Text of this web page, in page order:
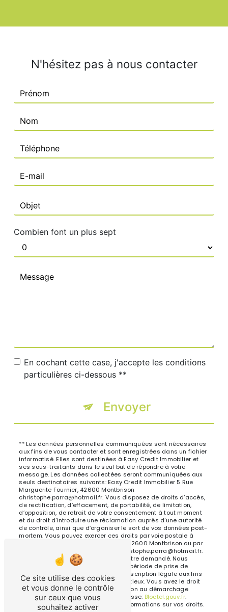
N'hésitez pas à nous contacter
Combien font un plus sept
En cochant cette case, j'accepte les conditions
particulières ci-dessous **
Envoyer
** Les données personnelles communiquées sont nécessaires
aux fins de vous contacter et sont enregistrées dans un fichier
informatisé. Elles sont destinées à Easy Credit Immobilier et
ses sous-traitants dans le seul but de répondre à votre
message. Les données collectées seront communiquées aux
seuls destinataires suivants: Easy Credit Immobilier 5 Rue
Marguerite Fournier, 42600 Montbrison
christophe.parra@hotmail.fr. Vous disposez de droits d’accès,
de rectification, d’effacement, de portabilité, de limitation,
d’opposition, de retrait de votre consentement à tout moment
et du droit d’introduire une réclamation auprès d’une autorité
de contrôle, ainsi que d’organiser le sort de vos données post-
mortem. Vous pouvez exercer ces droits par voie postale à
l'adresse 5 Rue Marguerite Fournier, 42600 Montbrison ou par
courrier électronique à l'adresse christophe.parra@hotmail.fr.
Un justificatif d'identité pourra vous être demandé. Nous
conservons vos données pendant la période de prise de
contact puis pendant la durée de prescription légale aux fins
probatoires et de gestion des contentieux. Vous avez le droit
de vous inscrire sur la liste d'opposition au démarchage
téléphonique, disponible à cette adresse: Bloctel.gouv.fr.
Consultez le site cnil.fr pour plus d’informations sur vos droits.
Ce site utilise des cookies
et vous donne le contrôle
sur ceux que vous
souhaitez activer